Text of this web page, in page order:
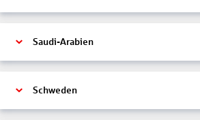
Saudi-Arabien
Schweden